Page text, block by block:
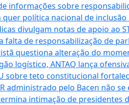
informações sobre
política nacional de
divulgam notas de apoio ao
falta de responsabilização de
questiona alteração do
logístico, ANTAQ lança
sobre teto constitucional
administrado pelo Bacen não
intimação de presidentes